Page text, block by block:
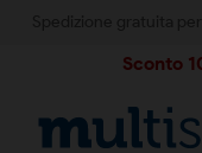
Sconto